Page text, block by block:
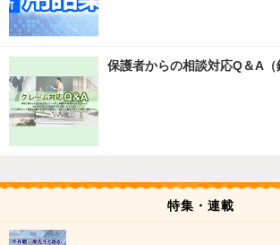
保護者からの相談対応Q＆A（
特集・連載